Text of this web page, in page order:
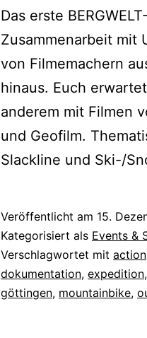
Das erste
Zusammenarbeit mit
von Filmemachern
hinaus. Euch
anderem mit Filmen
und Geofilm.
Slackline und Ski-/
Veröffentlicht am 15.
Kategorisiert als Events &
Verschlagwortet mit action
dokumentation, expedition,
göttingen, mountainbike,